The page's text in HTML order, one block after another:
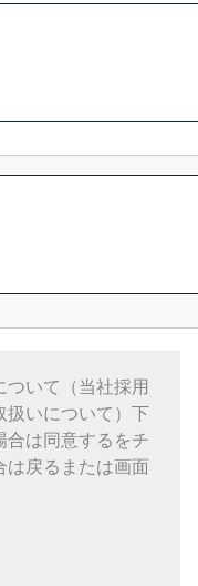
いて（当社採用
扱いについて）下
は同意するをチ
は戻るまたは画面